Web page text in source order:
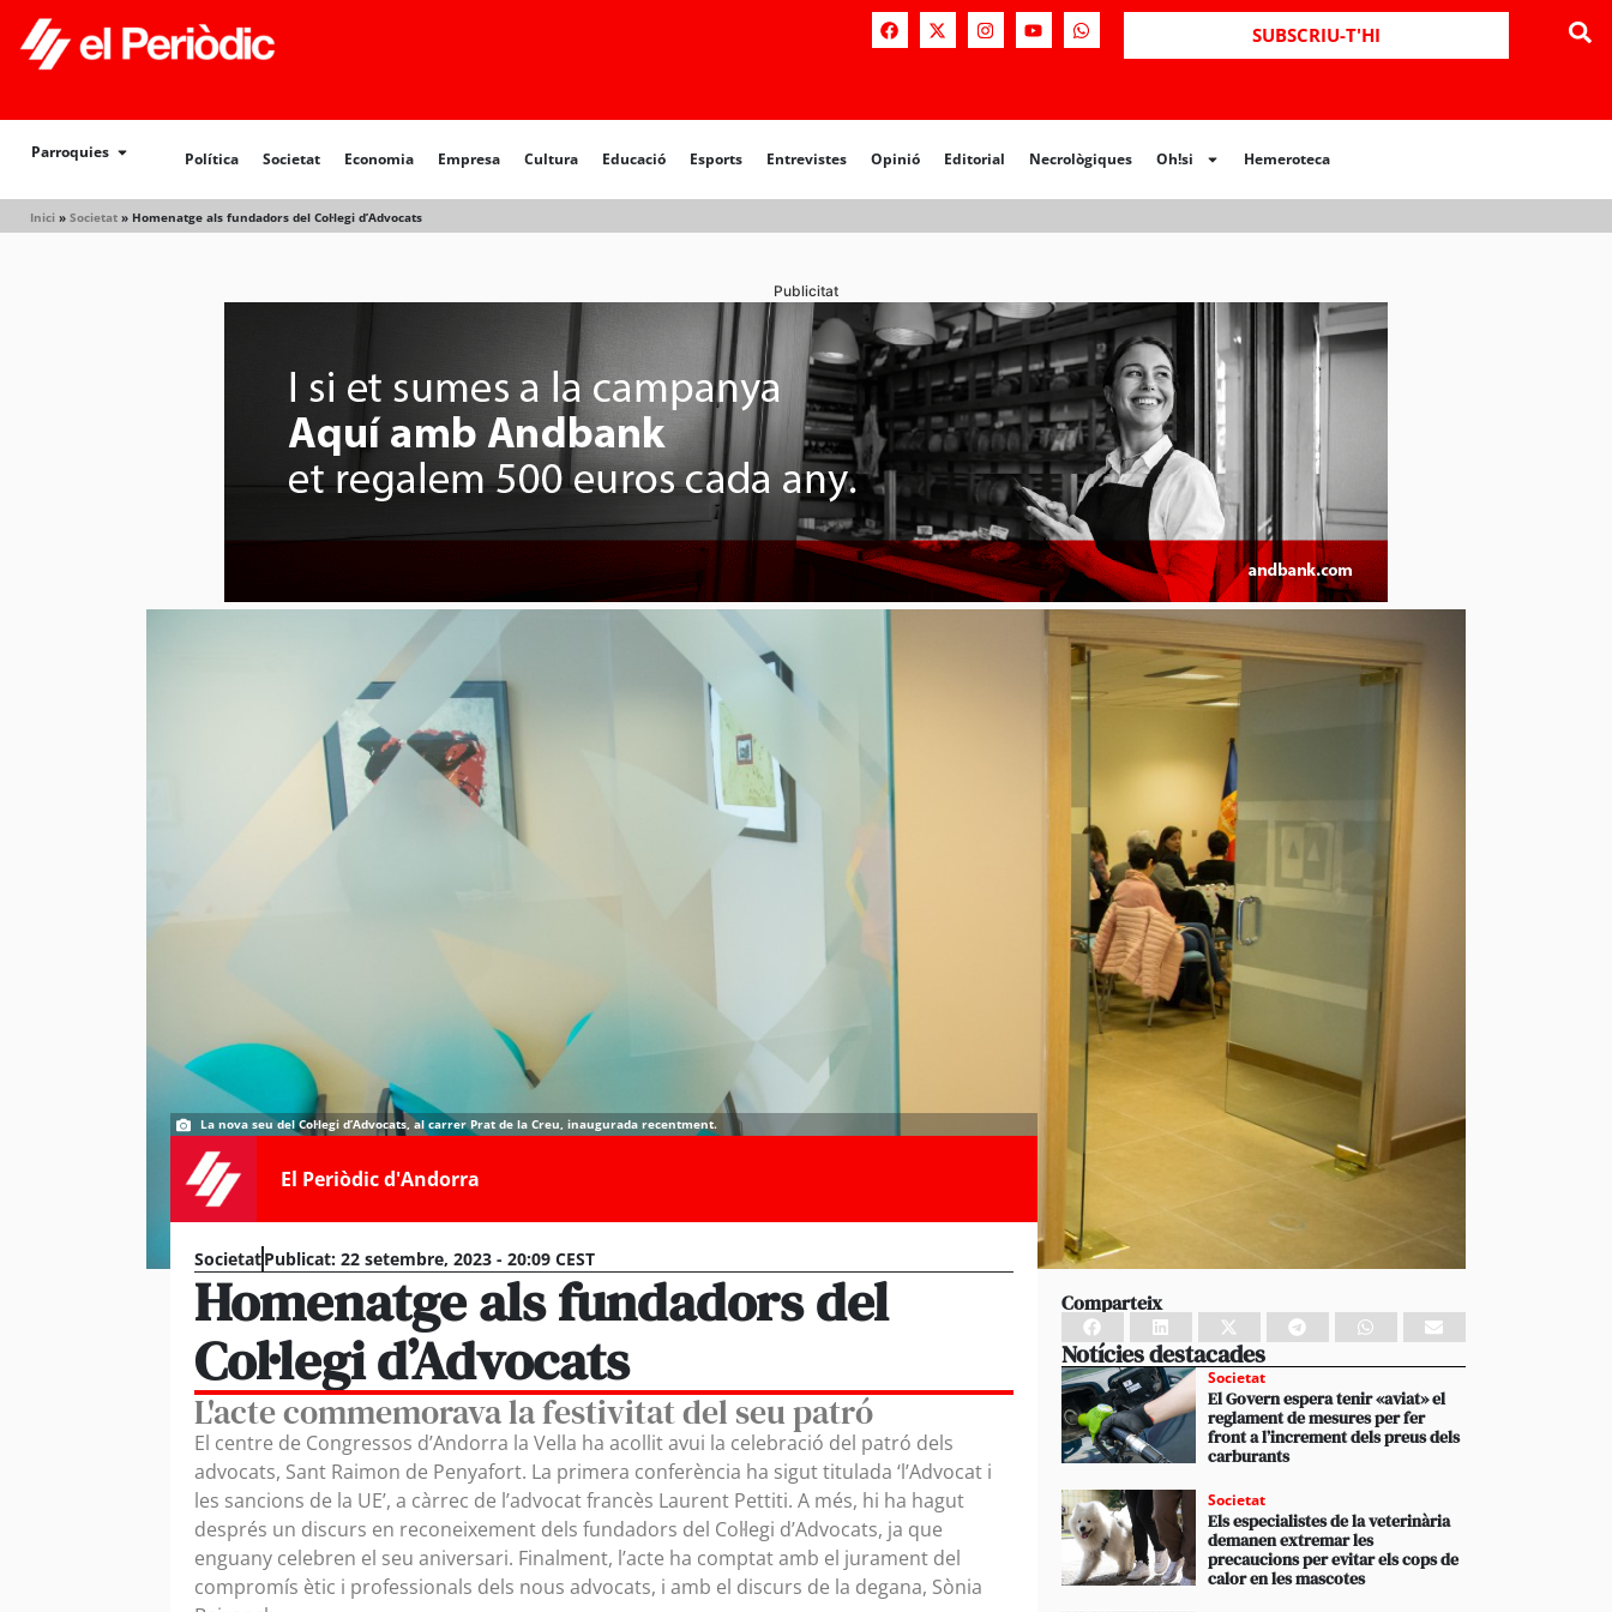
SUBSCRIU-T'HI
Parroquies Política Societat Economia Empresa Cultura Educació Esports Entrevistes Opinió Editorial Necrològiques Oh!si Hemeroteca
Inici » Societat » Homenatge als fundadors del Col·legi d’Advocats
Política Societat Opinió Editorial Necrològiques Hemeroteca
Publicitat
La nova seu del Col·legi d’Advocats, al carrer Prat de la Creu, inaugurada recentment.
El Periòdic d'Andorra
SocietatPublicat: 22 setembre, 2023 - 20:09 CEST
Homenatge als fundadors del
Col·legi d’Advocats
L'acte commemorava la festivitat del seu patró
El centre de Congressos d’Andorra la Vella ha acollit avui la celebració del patró dels
advocats, Sant Raimon de Penyafort. La primera conferència ha sigut titulada ‘l’Advocat i
les sancions de la UE’, a càrrec de l’advocat francès Laurent Pettiti. A més, hi ha hagut
després un discurs en reconeixement dels fundadors del Col·legi d’Advocats, ja que
enguany celebren el seu aniversari. Finalment, l’acte ha comptat amb el jurament del
compromís ètic i professionals dels nous advocats, i amb el discurs de la degana, Sònia
Comparteix
Notícies destacades
Societat
El Govern espera tenir «aviat» el
reglament de mesures per fer
front a l’increment dels preus dels
carburants
Societat
Els especialistes de la veterinària
demanen extremar les
precaucions per evitar els cops de
calor en les mascotes